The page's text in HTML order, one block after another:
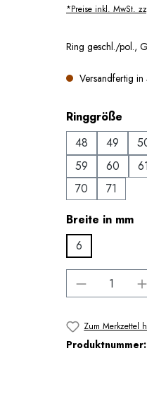
*Preise inkl. MwSt.
Ring geschl./pol.,
Versandfertig
Ringgröße
48
49
59
60 61
70
71
Breite in mm
6
Produkt
Zum Merkzettel
Produktnummer: